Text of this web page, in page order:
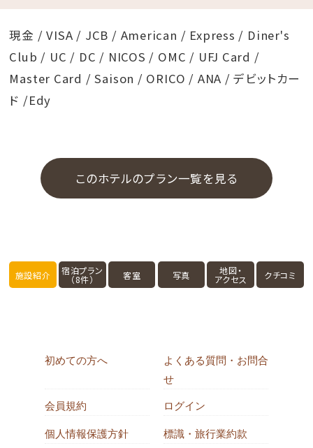
現金 / VISA / JCB / American / Express / Diner's
Club / UC / DC / NICOS / OMC / UFJ Card /
Master Card / Saison / ORICO / ANA / デビットカー
ド /Edy
このホテルのプラン一覧を見る
施設紹介 宿泊プラン
（8件） 客室 写真 地図・
アクセス クチコミ
初めての方へ
よくある質問・お問合
せ
会員規約 ログイン
個人情報保護方針 標識・旅行業約款